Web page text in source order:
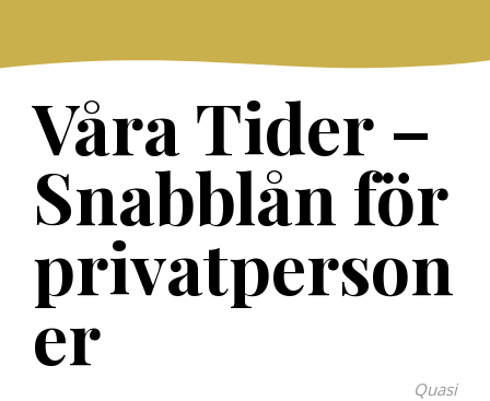
content
Våra Tider –
Snabblån för
privatperson
er
Quasi